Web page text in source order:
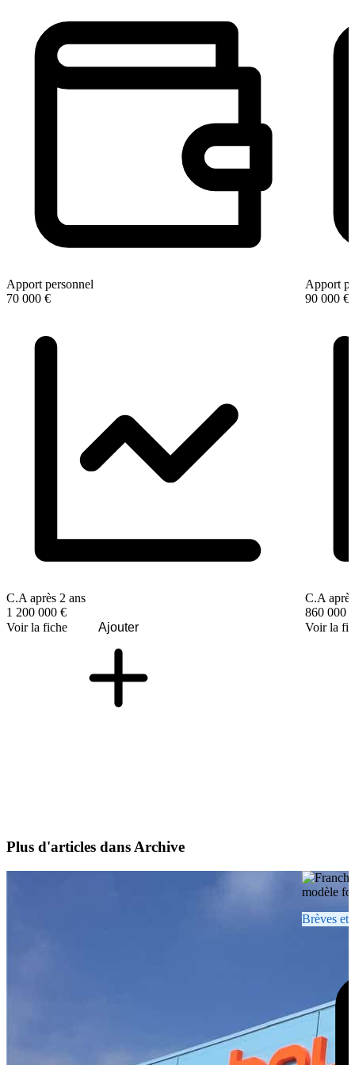
Apport personnel
70 000 €
C.A après 2 ans
1 200 000 €
Voir la fiche
Ajouter
Apport
90 000 €
C.A
860 000 €
Voir la
Plus d'articles dans Archive
Brèves et